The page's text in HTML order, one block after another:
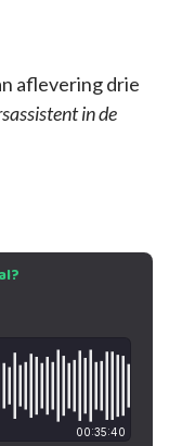
aflevering drie
in de